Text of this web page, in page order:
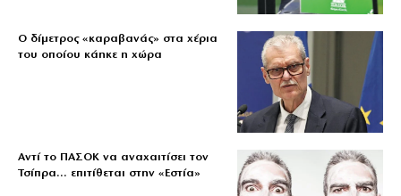
Ο δίμετρος «καραβανάς» στα χέρια
του οποίου κάηκε η χώρα
Αντί το ΠΑΣΟΚ να αναχαιτίσει τον
Τσίπρα… επιτίθεται στην «Εστία»